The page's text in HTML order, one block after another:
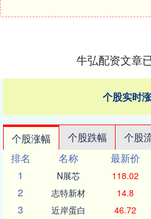
牛弘配资文章
个股实时
个股涨幅 个股跌幅 个股
排名
名称 最新价
1
N展芯 118.02
2 志特新材 14.8
3 近岸蛋白 46.72